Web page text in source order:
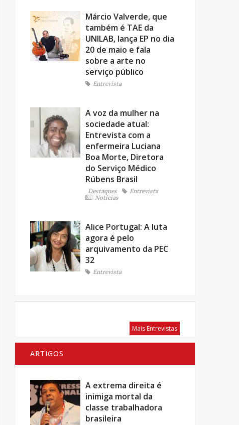
Márcio Valverde, que
também é TAE da
UNILAB, lança EP no dia
20 de maio e fala
sobre a arte no
serviço público
Entrevista
A voz da mulher na
sociedade atual:
Entrevista com a
enfermeira Luciana
Boa Morte, Diretora
do Serviço Médico
Rúbens Brasil
Destaques
Entrevista
Notícias
Alice Portugal: A luta
agora é pelo
arquivamento da PEC
32
Entrevista
Mais Entrevistas
ARTIGOS
A extrema direita é
inimiga mortal da
classe trabalhadora
brasileira